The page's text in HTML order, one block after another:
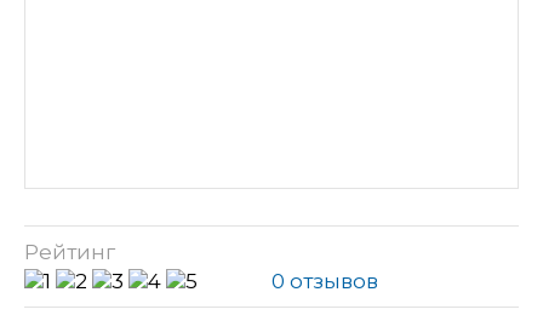
Рейтинг
0 отзывов